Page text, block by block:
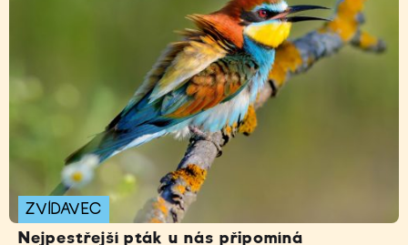
ZVÍDAVEC
Nejpestřejší pták u nás připomíná